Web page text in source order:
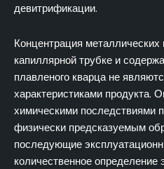
девитрификации.
Концентрация
капиллярной трубке и
плавленого кварца не
характеристиками продукта.
химическими последствиями
физически предсказуемым
последующие
количественное определение